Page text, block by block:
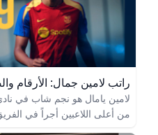
راتب لامين جمال: الأرقام
لامين يامال هو نجم شاب في
من أعلى اللاعبين أجراً في